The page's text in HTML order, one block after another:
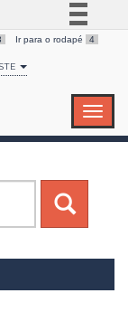
BR
Ir para o rodapé 4